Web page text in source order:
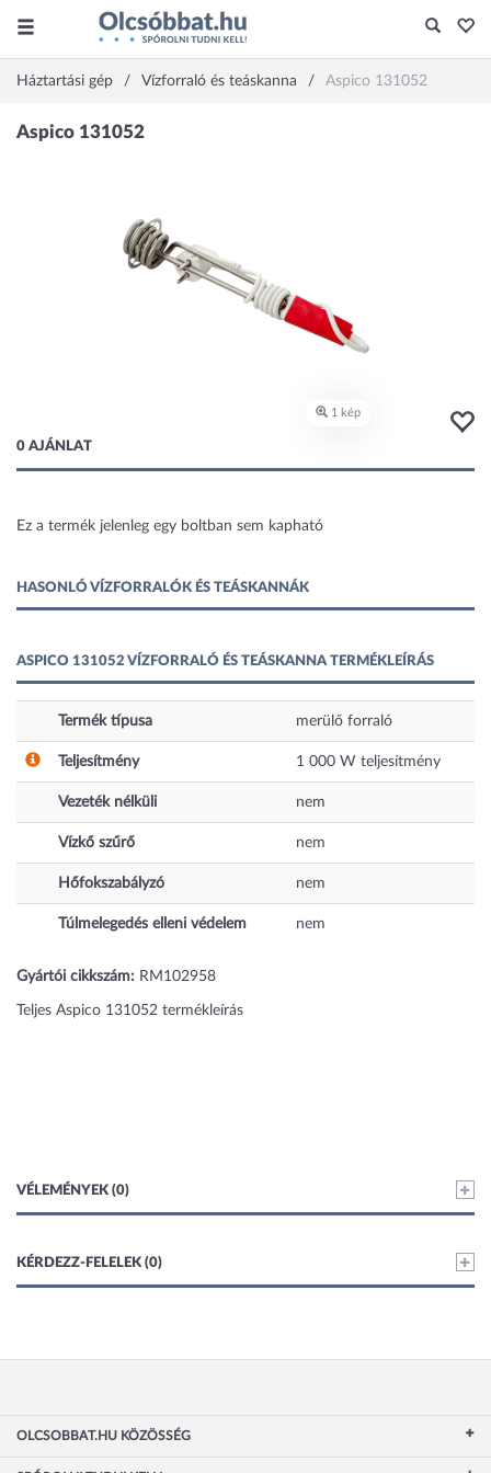
Háztartási gép Vízforraló és teáskanna Aspico 131052
0 AJÁNLAT
Ez a termék jelenleg egy boltban sem kapható
HASONLÓ VÍZFORRALÓK ÉS TEÁSKANNÁK
ASPICO 131052 VÍZFORRALÓ ÉS TEÁSKANNA TERMÉKLEÍRÁS
Termék típusa merülő forraló
Teljesítmény 1 000 W teljesítmény
Vezeték nélküli nem
Vízkő szűrő nem
Hőfokszabályzó nem
Túlmelegedés elleni védelem nem
Gyártói cikkszám: RM102958
Teljes Aspico 131052 termékleírás
VÉLEMÉNYEK (0)
KÉRDEZZ-FELELEK (0)
OLCSOBBAT.HU KÖZÖSSÉG